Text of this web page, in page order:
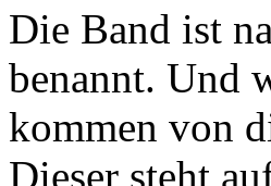
Die Band ist
benannt. Und
kommen von
Dieser steht